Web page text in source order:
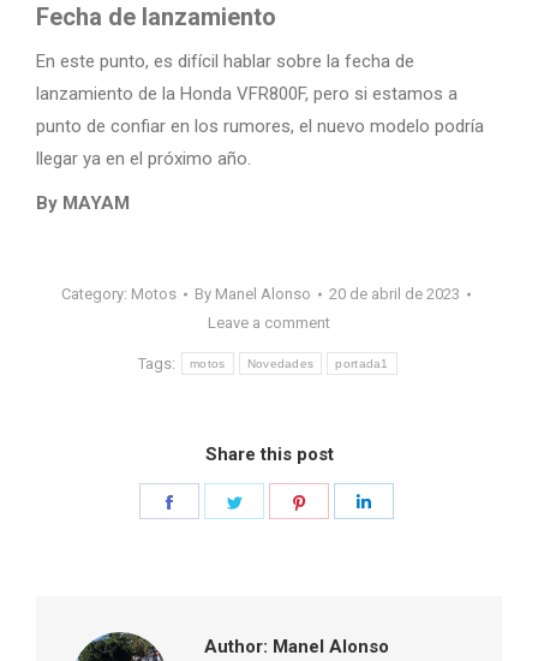
Fecha de lanzamiento
En este punto, es difícil hablar sobre la fecha de
lanzamiento de la Honda VFR800F, pero si estamos a
punto de confiar en los rumores, el nuevo modelo podría
llegar ya en el próximo año.
By MAYAM
Category: Motos By Manel Alonso
20 de abril de 2023
Leave a comment
Tags: motos Novedades portada1
Share this post
Author: Manel Alonso